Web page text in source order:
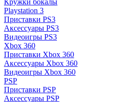
Кружки бокалы
Playstation 3
Приставки PS3
Аксессуары PS3
Видеоигры PS3
Xbox 360
Приставки Xbox 360
Аксессуары Xbox 360
Видеоигры Xbox 360
PSP
Приставки PSP
Аксессуары PSP